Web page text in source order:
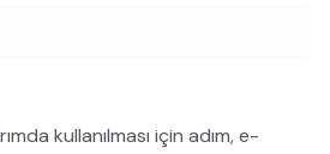
kullanılması için adım, e-